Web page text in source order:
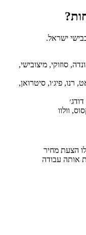
ישראל.
סוזוקי, מיצובישי,
רנו, פיג׳ו, סיטרואן,
הצעת מחיר
עושה את אותה עבודה